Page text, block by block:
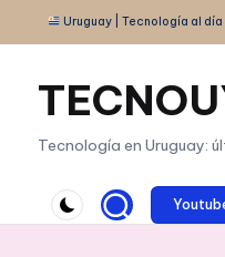
Saltar
contenido
Uruguay | Tecnología al día |
Tecnología en Uruguay: